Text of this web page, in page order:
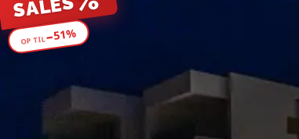
SALES
OP TIL−51%